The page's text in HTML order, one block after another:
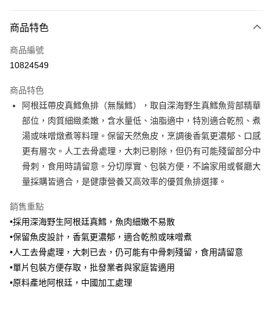
信用卡一次付款
信用卡分期付款
合作金庫商業銀行
華南商業銀行
彰化商業銀行
上海商業儲蓄銀行
台北富邦商業銀行
國泰世華商業銀行
兆豐國際商業銀行
臺灣中小企業銀行
台中商業銀行
匯豐（台灣）商業銀行
華泰商業銀行
聯邦商業銀行
遠東國際商業銀行
元大商業銀行
永豐商業銀行
台新國際商業銀行
台灣樂天信用卡公司
6 期 0 利率 每期
華南商業銀行
彰化商業銀行
上海商業儲蓄銀行
台北富邦商業銀行
國泰世華商業銀行
兆豐國際商業銀行
臺灣中小企業銀行
台中商業銀行
匯豐（台灣）商業銀行
華泰商業銀行
元大商業銀行
玉山商業銀行
星展（台灣）商業銀行
台灣樂天信用卡公司
LINE Pay
Apple Pay
悠遊付
Google Pay
ATM付款
冷凍7-11取貨(快速到店，到貨後4天內需取貨)
商品特色
商品編號
10824549
商品特色
阿根廷帶皮真鱈魚排（無鬚鱈），取自深海野生真鱈魚背部精華
部位，肉質細緻柔嫩，含水量低、油脂適中，特別適合乾煎、煮
湯或味噌燉煮等料理。保留天然魚皮，烹調後香氣更濃郁、口感
更有層次。人工去骨處理，大刺已剔除，但仍有可能殘留部分中
骨刺，食用時請留意。分切厚實、包裝方便，不論家用或餐廳大
量採購皆適合，是健康營養又高效率的優質魚排選擇。
銷售重點
•採用深海野生阿根廷真鱈，魚肉細嫩不易散
•保留魚皮設計，香氣更濃郁，適合乾煎或味噌煮
•人工去骨處理，大刺已去，仍可能有中骨刺殘留，食用請留意
•單片包裝方便存取，批發業者與家庭皆適用
•原料產地阿根廷，中國加工處理